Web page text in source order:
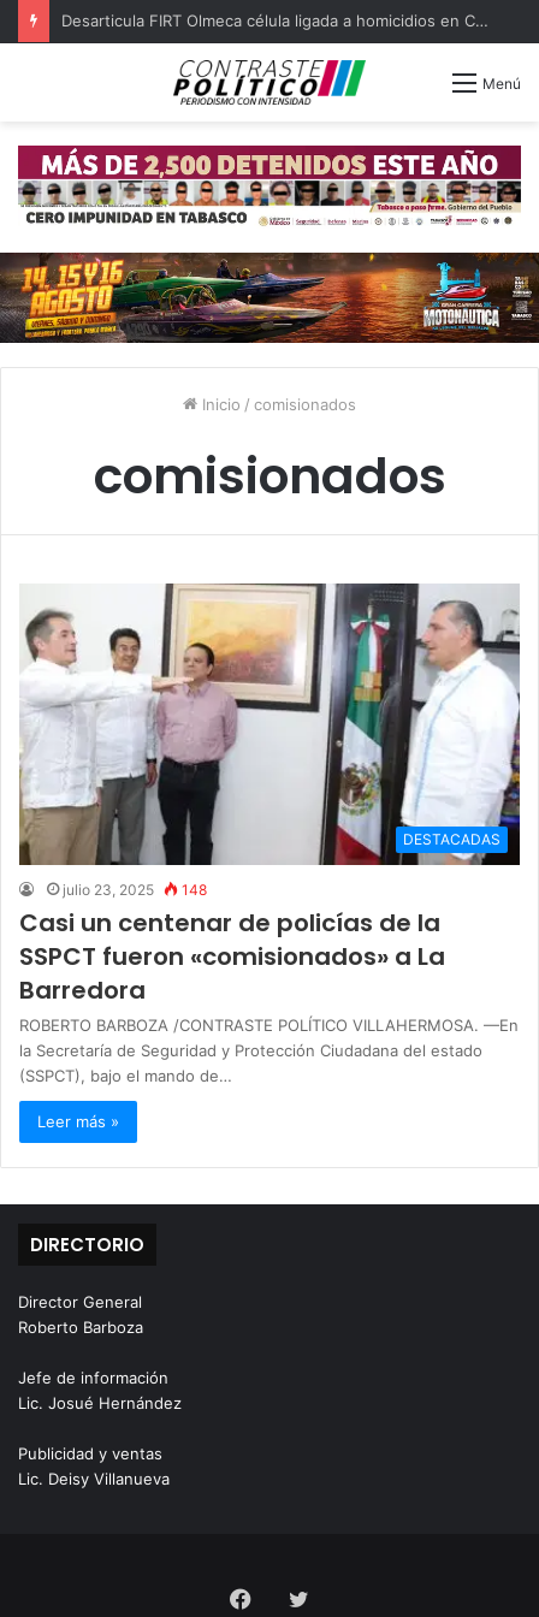
Desarticula FIRT Olmeca célula ligada a homicidios en Centro
Menú
Inicio / comisionados
comisionados
DESTACADAS
julio 23, 2025 148
Casi un centenar de policías de la
SSPCT fueron «comisionados» a La
Barredora
ROBERTO BARBOZA /CONTRASTE POLÍTICO VILLAHERMOSA. —En
la Secretaría de Seguridad y Protección Ciudadana del estado
(SSPCT), bajo el mando de…
Leer más »
DIRECTORIO
Director General
Roberto Barboza
Jefe de información
Lic. Josué Hernández
Publicidad y ventas
Lic. Deisy Villanueva
FacebookTwitter